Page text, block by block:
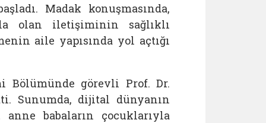
Madak konuşmasında,
olan iletişiminin sağlıklı
aile yapısında yol açtığı
Bölümünde görevli Prof. Dr.
Sunumda, dijital dünyanın
babaların çocuklarıyla